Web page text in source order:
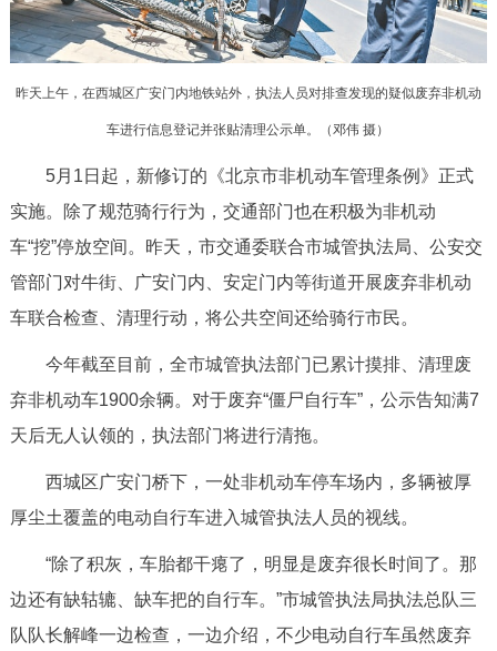
个人服务 法人服务 部门服务
中介服务 阳光政务
政民互动
12345网上接诉即办 我要咨询 我要建议
参与调查 在线访谈 图说互动
走进北京
北京概况 十六区概览 人文北京
多语种
ENGLISH 日本語
昨天上午，在西城区广安门内地铁站外，执法人员对排查发现的疑似废弃非机动
车进行信息登记并张贴清理公示单。（邓伟 摄）
5月1日起，新修订的《北京市非机动车管理条例》正式
实施。除了规范骑行行为，交通部门也在积极为非机动
车“挖”停放空间。昨天，市交通委联合市城管执法局、公安交
管部门对牛街、广安门内、安定门内等街道开展废弃非机动
车联合检查、清理行动，将公共空间还给骑行市民。
今年截至目前，全市城管执法部门已累计摸排、清理废
弃非机动车1900余辆。对于废弃“僵尸自行车”，公示告知满7
天后无人认领的，执法部门将进行清拖。
西城区广安门桥下，一处非机动车停车场内，多辆被厚
厚尘土覆盖的电动自行车进入城管执法人员的视线。
“除了积灰，车胎都干瘪了，明显是废弃很长时间了。那
边还有缺轱辘、缺车把的自行车。”市城管执法局执法总队三
队队长解峰一边检查，一边介绍，不少电动自行车虽然废弃